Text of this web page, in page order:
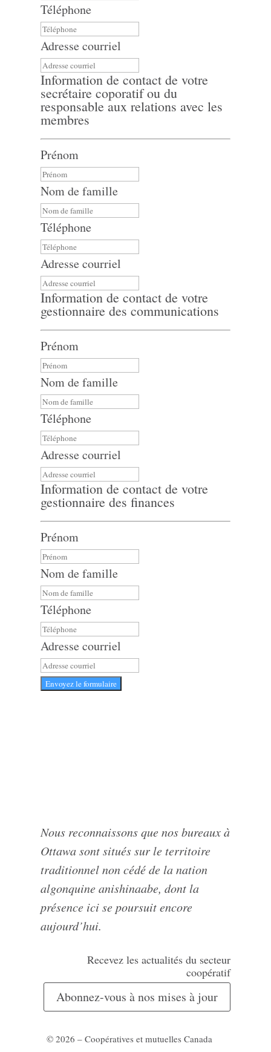
Téléphone
Adresse courriel
Information de contact de votre
secrétaire coporatif ou du
responsable aux relations avec les
membres
Prénom
Nom de famille
Téléphone
Adresse courriel
Information de contact de votre
gestionnaire des communications
Prénom
Nom de famille
Téléphone
Adresse courriel
Information de contact de votre
gestionnaire des finances
Prénom
Nom de famille
Téléphone
Adresse courriel
Envoyez le formulaire
Nous reconnaissons que nos bureaux à
Ottawa sont situés sur le territoire
traditionnel non cédé de la nation
algonquine anishinaabe, dont la
présence ici se poursuit encore
aujourd’hui.
Recevez les actualités du secteur
coopératif
Abonnez-vous à nos mises à jour
© 2026 – Coopératives et mutuelles Canada